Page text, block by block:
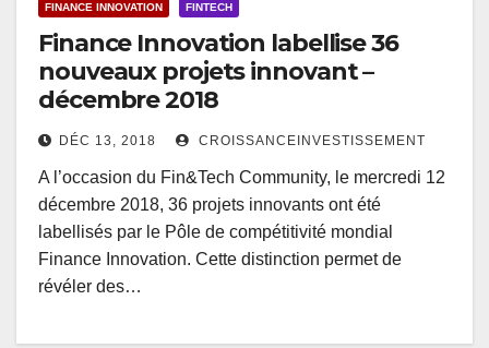
FINANCE INNOVATION FINTECH
Finance Innovation labellise 36
nouveaux projets innovant –
décembre 2018
DÉC 13, 2018 CROISSANCEINVESTISSEMENT
A l’occasion du Fin&Tech Community, le mercredi 12
décembre 2018, 36 projets innovants ont été
labellisés par le Pôle de compétitivité mondial
Finance Innovation. Cette distinction permet de
révéler des…